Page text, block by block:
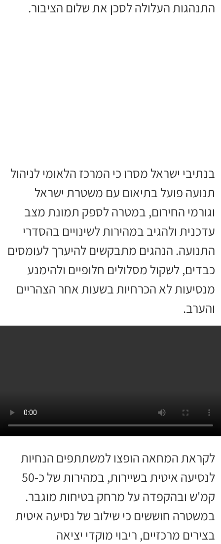
התנהגות העלולה לסכן את שלום הציבור.
בנתיבי ישראל מסרו כי המרכז הלאומי לניהול
תנועה פועל בתיאום עם משטרת ישראל
וגורמי החירום, במטרה לספק תמונת מצב
עדכנית ולהגיב במהירות לשינויים בהסדרי
התנועה. הנהגים מתבקשים להיערך לעומסים
כבדים, לשקול מסלולים חלופיים ולהימנע
מנסיעות לא הכרחיות בשעות אחר הצהריים
והערב.
לקראת המחאה הופצו למשתתפים הנחיות
לנסיעה איטית בשיירות, במהירות של כ-50
קמ'ש ובהקפדה על מרחק בטיחות מוגבר.
במשטרה חוששים כי שילוב של נסיעה איטית
בצירים מרכזיים, ריבוי מוקדי יציאה